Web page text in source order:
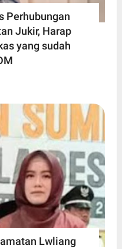
Perhubungan
Jukir, Harap
yang sudah
Lwliang